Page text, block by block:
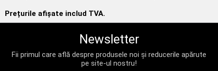
Prețurile afișate includ TVA.
Newsletter
Fii primul care află despre produsele noi și reducerile apărute
pe site-ul nostru!